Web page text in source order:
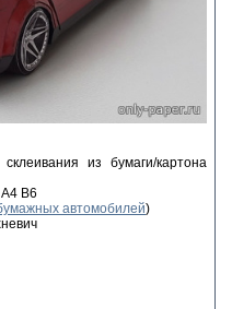
из бумаги/картона
B6
автомобилей)